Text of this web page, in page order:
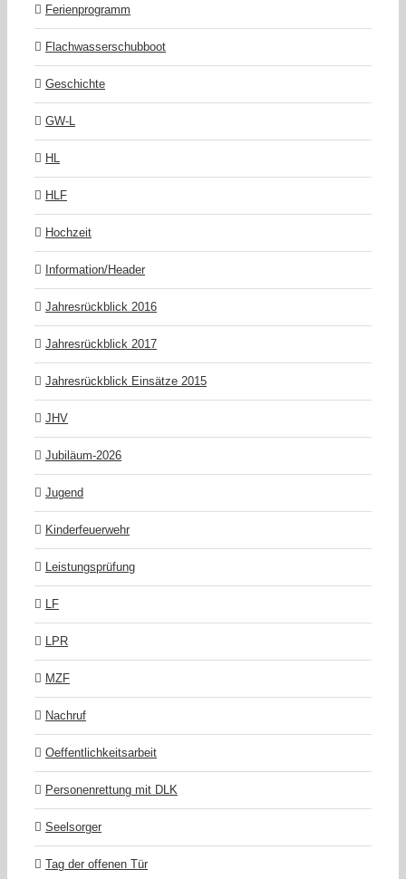
Ferienprogramm
Flachwasserschubboot
Geschichte
GW-L
HL
HLF
Hochzeit
Information/Header
Jahresrückblick 2016
Jahresrückblick 2017
Jahresrückblick Einsätze 2015
JHV
Jubiläum-2026
Jugend
Kinderfeuerwehr
Leistungsprüfung
LF
LPR
MZF
Nachruf
Oeffentlichkeitsarbeit
Personenrettung mit DLK
Seelsorger
Tag der offenen Tür